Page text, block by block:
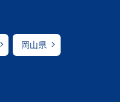
岡山県